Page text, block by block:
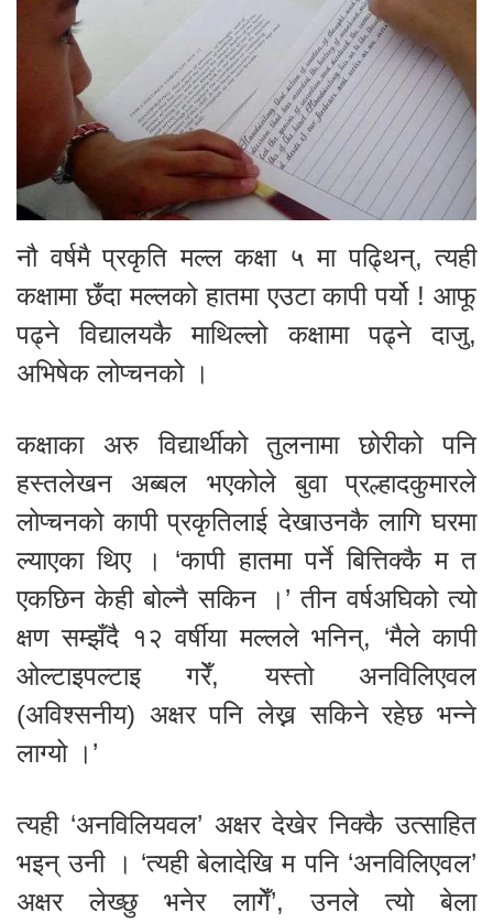
नौ वर्षमै प्रकृति मल्ल कक्षा ५ मा पढ्थिन्, त्यही
कक्षामा छँदा मल्लको हातमा एउटा कापी पर्यो ! आफू
पढ्ने विद्यालयकै माथिल्लो कक्षामा पढ्ने दाजु,
अभिषेक लोप्चनको ।
कक्षाका अरु विद्यार्थीको तुलनामा छोरीको पनि
हस्तलेखन अब्बल भएकोले बुवा प्रल्हादकुमारले
लोप्चनको कापी प्रकृतिलाई देखाउनकै लागि घरमा
ल्याएका थिए । ‘कापी हातमा पर्ने बित्तिक्कै म त
एकछिन केही बोल्नै सकिन ।’ तीन वर्षअघिको त्यो
क्षण सम्झँदै १२ वर्षीया मल्लले भनिन्, ‘मैले कापी
ओल्टाइपल्टाइ गरेँ, यस्तो अनविलिएवल
(अविश्सनीय) अक्षर पनि लेख्न सकिने रहेछ भन्ने
लाग्यो ।’
त्यही ‘अनविलियवल’ अक्षर देखेर निक्कै उत्साहित
भइन् उनी । ‘त्यही बेलादेखि म पनि ‘अनविलिएवल’
अक्षर लेख्छु भनेर लागेँ’, उनले त्यो बेला